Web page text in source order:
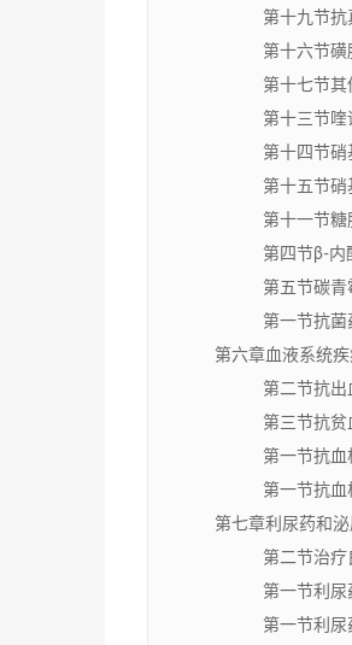
第十九节抗
第十六节磺
第十七节其
第十三节喹
第十四节硝
第十五节硝
第十一节糖
第四节β-内
第五节碳青
第一节抗菌
第六章血液系统
第二节抗出
第三节抗贫
第一节抗血
第一节抗血
第七章利尿药和
第二节治疗
第一节利尿
第一节利尿